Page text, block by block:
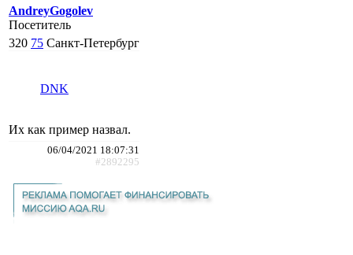
AndreyGogolev
Посетитель
320 75 Санкт-Петербург
DNK
Их как пример назвал.
06/04/2021 18:07:31
#2892295